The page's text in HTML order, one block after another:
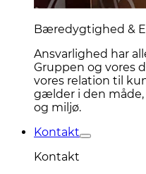
Bæredygtighed &
Ansvarlighed har
Gruppen og vores
vores relation til
gælder i den måde,
og miljø.
Kontakt
Kontakt